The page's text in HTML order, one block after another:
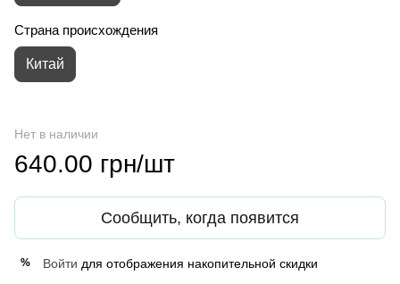
Страна происхождения
Китай
Нет в наличии
640.00 грн/шт
Сообщить, когда появится
% Войти для отображения накопительной скидки